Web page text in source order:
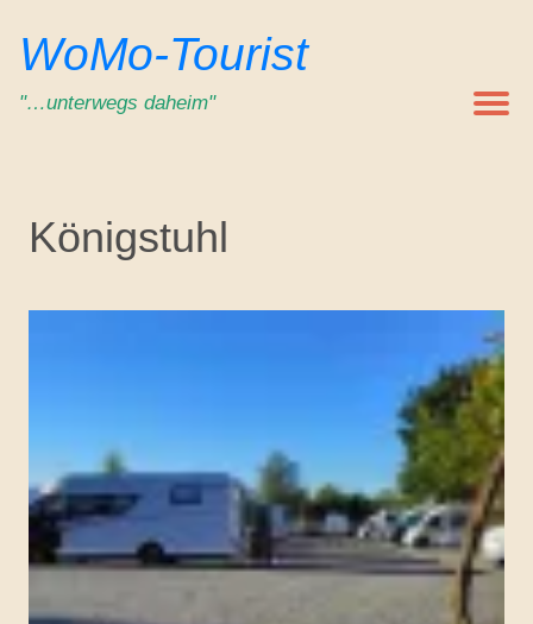
Inhalt
springen
WoMo-Tourist
"…unterwegs daheim"
Königstuhl